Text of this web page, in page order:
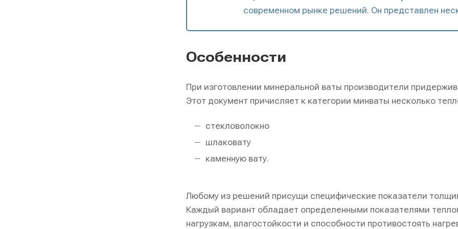
современном рынке решений. Он представлен
Особенности
При изготовлении минеральной ваты производители
Этот документ причисляет к категории минваты несколько
стекловолокно
шлаковату
каменную вату.
Любому из решений присущи специфические показатели
Каждый вариант обладает определенными показателями
нагрузкам, влагостойкости и способности противостоять